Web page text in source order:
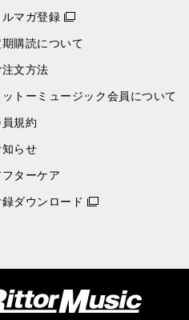
ルマガ登録
期購読について
注文方法
ットーミュージック会員について
規約
知らせ
フターケア
ダウンロード
(Rittor Music)